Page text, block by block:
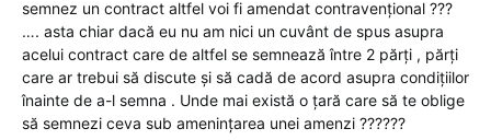
semnez un contract altfel voi fi amendat contravențional ???
…. asta chiar dacă eu nu am nici un cuvânt de spus asupra
acelui contract care de altfel se semnează între 2 părți , părți
care ar trebui să discute și să cadă de acord asupra condițiilor
înainte de a-l semna . Unde mai există o țară care să te oblige
să semnezi ceva sub amenințarea unei amenzi ??????